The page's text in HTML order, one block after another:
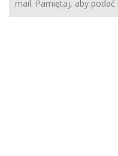
mail. Pamiętaj, aby